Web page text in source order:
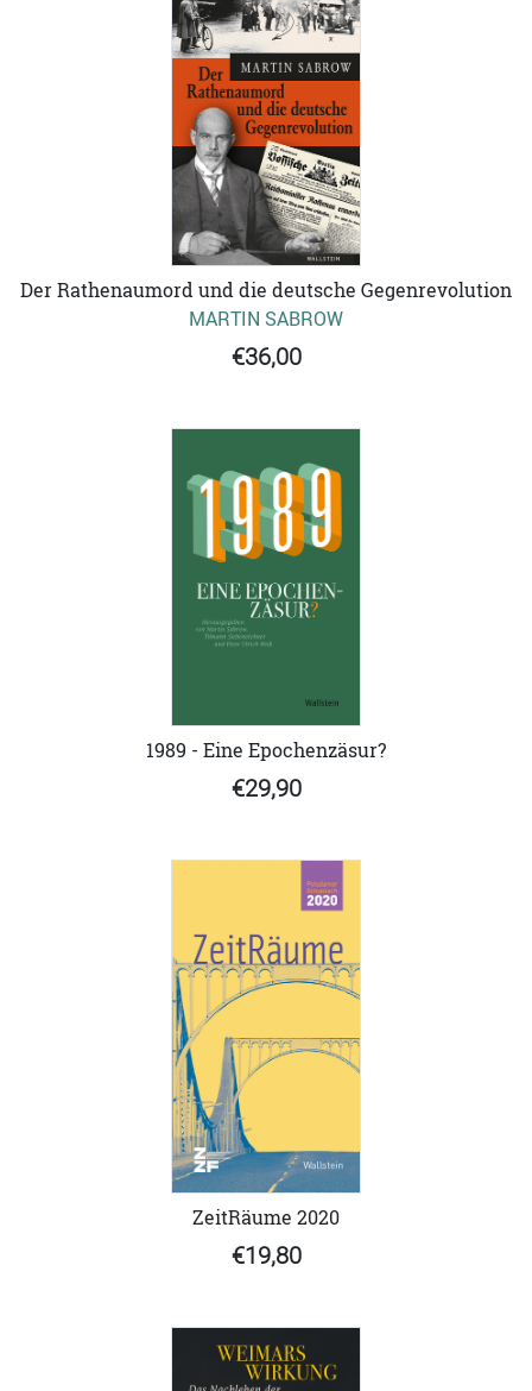
Der Rathenaumord und die deutsche Gegenrevolution
MARTIN SABROW
€36,00
1989 - Eine Epochenzäsur?
€29,90
ZeitRäume 2020
€19,80